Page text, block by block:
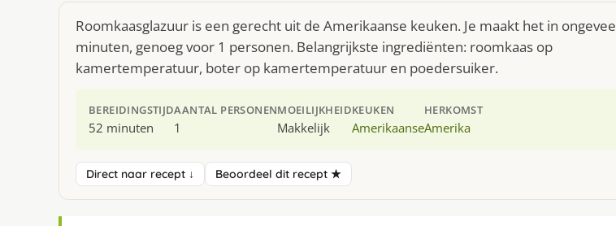
Roomkaasglazuur is een gerecht uit de Amerikaanse keuken. Je maakt het in
minuten, genoeg voor 1 personen. Belangrijkste ingrediënten: roomkaas op
kamertemperatuur, boter op kamertemperatuur en poedersuiker.
BEREIDINGSTIJD
52 minuten
AANTAL PERSONEN
1
MOEILIJKHEID
Makkelijk
KEUKEN
Amerikaanse
HERKOMST
Amerika
Direct naar recept ↓ Beoordeel dit recept ★